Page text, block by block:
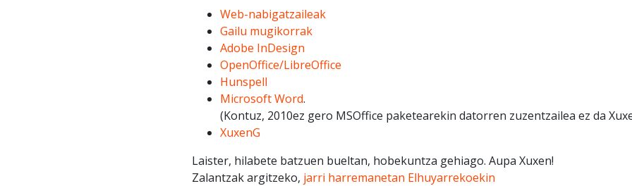
Web-nabigatzaileak
Gailu mugikorrak
Adobe InDesign
OpenOffice/LibreOffice
Hunspell
Microsoft Word.
(Kontuz, 2010ez gero MSOffice paketearekin datorren zuzentzailea ez da
XuxenG
Laister, hilabete batzuen bueltan, hobekuntza gehiago. Aupa Xuxen!
Zalantzak argitzeko, jarri harremanetan Elhuyarrekoekin